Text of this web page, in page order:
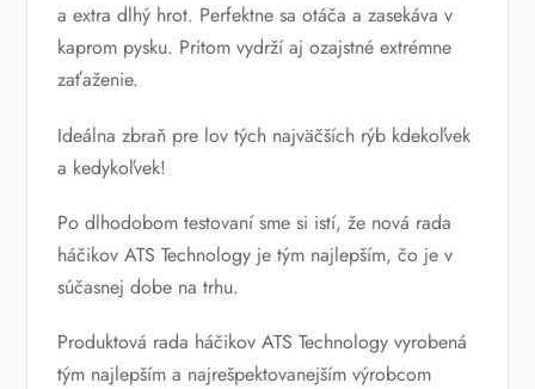
a extra dlhý hrot. Perfektne sa otáča a zasekáva v
kaprom pysku. Pritom vydrží aj ozajstné extrémne
zaťaženie.
Ideálna zbraň pre lov tých najväčších rýb kdekoľvek
a kedykoľvek!
Po dlhodobom testovaní sme si istí, že nová rada
háčikov ATS Technology je tým najlepším, čo je v
súčasnej dobe na trhu.
Produktová rada háčikov ATS Technology vyrobená
tým najlepším a najrešpektovanejším výrobcom